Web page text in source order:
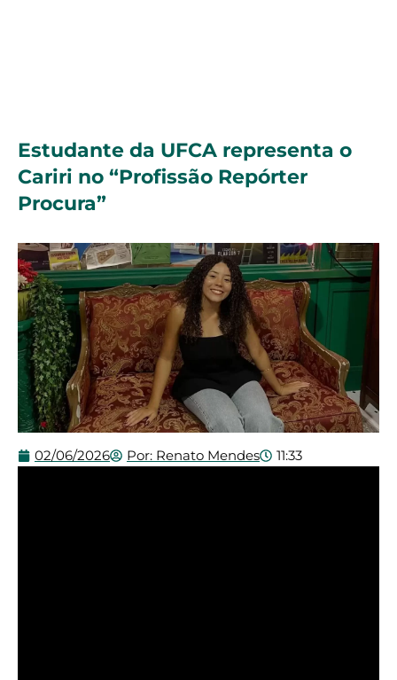
Estudante da UFCA representa o
Cariri no “Profissão Repórter
Procura”
02/06/2026 Por: Renato Mendes 11:33